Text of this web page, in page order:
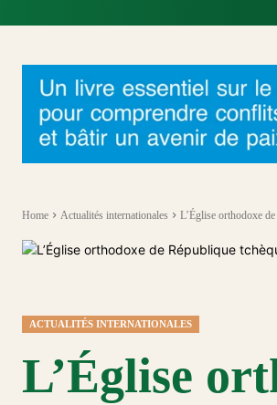
Home Actualités internationales L’Église orthodoxe
ACTUALITÉS INTERNATIONALES
L’Église